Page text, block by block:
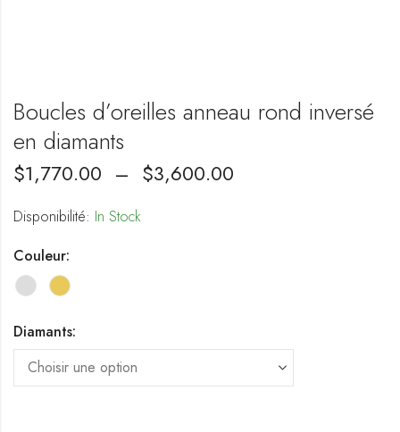
Boucles d’oreilles anneau rond inversé
en diamants
$1,770.00 – $3,600.00
Disponibilité: In Stock
Couleur:
Diamants: